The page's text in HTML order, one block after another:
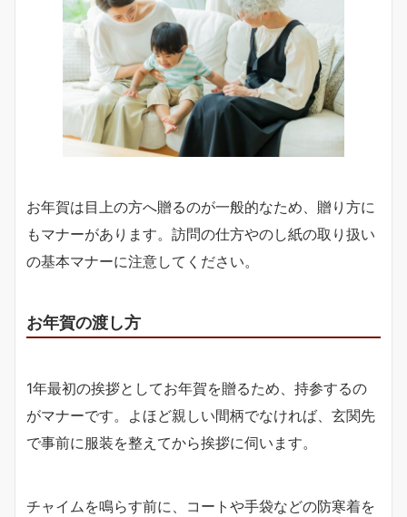
お年賀は目上の方へ贈るのが一般的なため、贈り方に
もマナーがあります。訪問の仕方やのし紙の取り扱い
の基本マナーに注意してください。
お年賀の渡し方
1年最初の挨拶としてお年賀を贈るため、持参するの
がマナーです。よほど親しい間柄でなければ、玄関先
で事前に服装を整えてから挨拶に伺います。
チャイムを鳴らす前に、コートや手袋などの防寒着を